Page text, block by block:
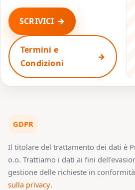
SCRIVICI
Termini e
Condizioni
GDPR
Il titolare del trattamento dei dati è
o.o. Trattiamo i dati ai fini
gestione delle richieste in
sulla privacy.